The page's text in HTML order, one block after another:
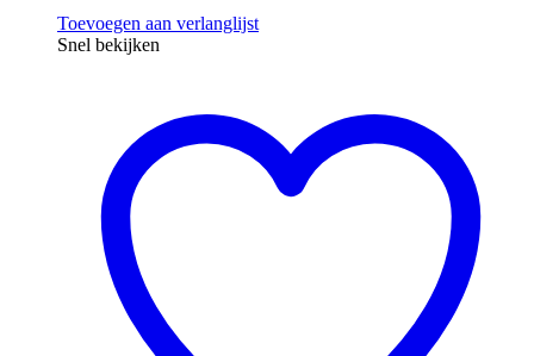
Toevoegen aan verlanglijst
Snel bekijken